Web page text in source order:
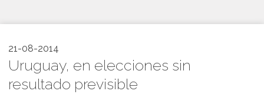
21-08-2014
Uruguay, en elecciones sin
resultado previsible